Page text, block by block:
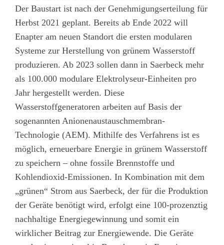
Der Baustart ist nach der Genehmigungserteilung für
Herbst 2021 geplant. Bereits ab Ende 2022 will
Enapter am neuen Standort die ersten modularen
Systeme zur Herstellung von grünem Wasserstoff
produzieren. Ab 2023 sollen dann in Saerbeck mehr
als 100.000 modulare Elektrolyseur-Einheiten pro
Jahr hergestellt werden. Diese
Wasserstoffgeneratoren arbeiten auf Basis der
sogenannten Anionenaustauschmembran-
Technologie (AEM). Mithilfe des Verfahrens ist es
möglich, erneuerbare Energie in grünem Wasserstoff
zu speichern – ohne fossile Brennstoffe und
Kohlendioxid-Emissionen. In Kombination mit dem
„grünen“ Strom aus Saerbeck, der für die Produktion
der Geräte benötigt wird, erfolgt eine 100-prozenztig
nachhaltige Energiegewinnung und somit ein
wirklicher Beitrag zur Energiewende. Die Geräte